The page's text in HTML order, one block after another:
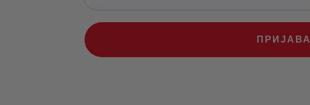
ПРИЈАВА